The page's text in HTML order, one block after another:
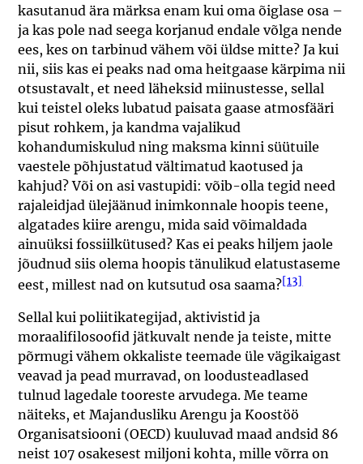
kasutanud ära märksa enam kui oma õiglase osa –
ja kas pole nad seega korjanud endale võlga nende
ees, kes on tarbinud vähem või üldse mitte? Ja kui
nii, siis kas ei peaks nad oma heitgaase kärpima nii
otsustavalt, et need läheksid miinustesse, sellal
kui teistel oleks lubatud paisata gaase atmosfääri
pisut rohkem, ja kandma vajalikud
kohandumiskulud ning maksma kinni süütuile
vaestele põhjustatud vältimatud kaotused ja
kahjud? Või on asi vastupidi: võib-olla tegid need
rajaleidjad ülejäänud inimkonnale hoopis teene,
algatades kiire arengu, mida said võimaldada
ainuüksi fossiilkütused? Kas ei peaks hiljem jaole
jõudnud siis olema hoopis tänulikud elatustaseme
eest, millest nad on kutsutud osa saama?[13]
Sellal kui poliitikategijad, aktivistid ja
moraalifilosoofid jätkuvalt nende ja teiste, mitte
põrmugi vähem okkaliste teemade üle vägikaigast
veavad ja pead murravad, on loodusteadlased
tulnud lagedale tooreste arvudega. Me teame
näiteks, et Majandusliku Arengu ja Koostöö
Organisatsiooni (OECD) kuuluvad maad andsid 86
neist 107 osakesest miljoni kohta, mille võrra on